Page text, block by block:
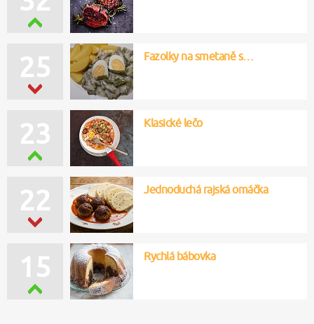
25 Fazolky na smetaně s…
22 Jednoduchá rajská omáčka
23 Klasické lečo
15 Rychlá bábovka